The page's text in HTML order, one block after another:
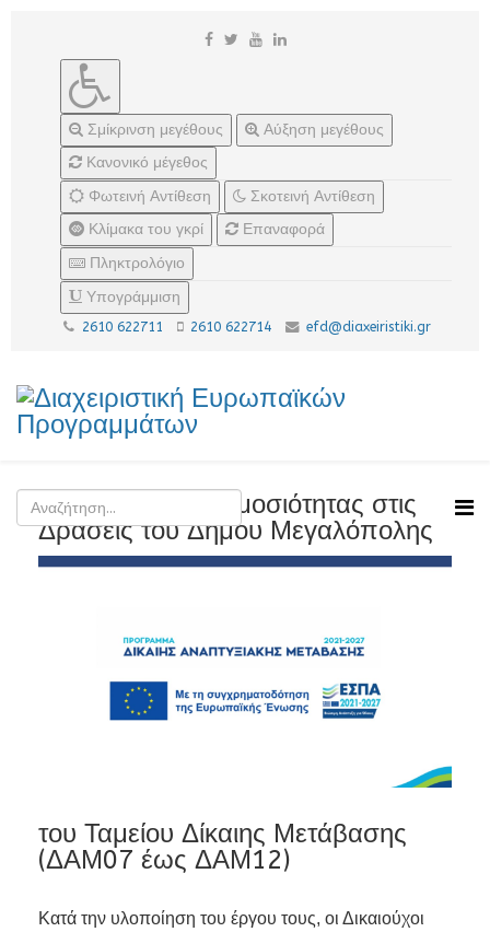
Σμίκρινση μεγέθους
Αύξηση μεγέθους
Κανονικό μέγεθος
Φωτεινή Αντίθεση
Σκοτεινή Αντίθεση
Κλίμακα του γκρί
Επαναφορά
Πληκτρολόγιο
Υπογράμμιση
2610 622711 2610 622714 efd@diaxeiristiki.gr
Υποχρεώσεις Δημοσιότητας στις
Δράσεις του Δήμου Μεγαλόπολης
του Ταμείου Δίκαιης Μετάβασης
(ΔΑΜ07 έως ΔΑΜ12)
Κατά την υλοποίηση του έργου τους, οι Δικαιούχοι